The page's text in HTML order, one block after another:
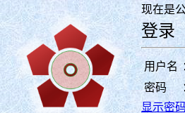
现在是
登录
用户名
密码
显示密码